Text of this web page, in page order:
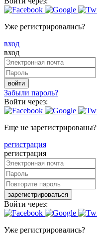
Уже регистрировались?
вход
вход
войти
Забыли пароль?
Войти через:
Еще не зарегистрированы?
регистрация
регистрация
зарегистрироваться
Войти через:
Уже регистрировались?